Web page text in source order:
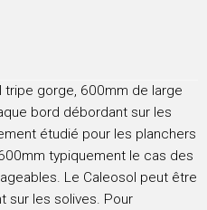
tripe gorge, 600mm de large
bord débordant sur les
étudié pour les planchers
typiquement le cas des
Le Caleosol peut être
sur les solives. Pour